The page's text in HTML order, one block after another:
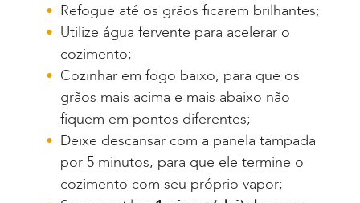
Refogue até os grãos ficarem brilhantes;
Utilize água fervente para acelerar o
cozimento;
Cozinhar em fogo baixo, para que os
grãos mais acima e mais abaixo não
fiquem em pontos diferentes;
Deixe descansar com a panela tampada
por 5 minutos, para que ele termine o
cozimento com seu próprio vapor;